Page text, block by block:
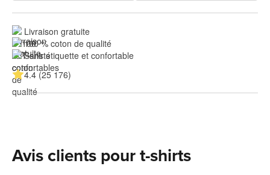
Livraison gratuite
100 % coton de qualité
Sans étiquette et confortable
4.4 (25 176)
Avis clients pour t-shirts